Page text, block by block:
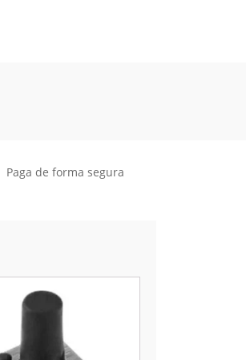
Paga de forma segura